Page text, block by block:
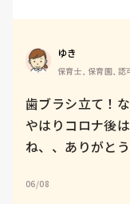
ゆき
保育士, 保育園, 認
歯ブラシ立て！
やはりコロナ後
ね、、ありがと
06/08